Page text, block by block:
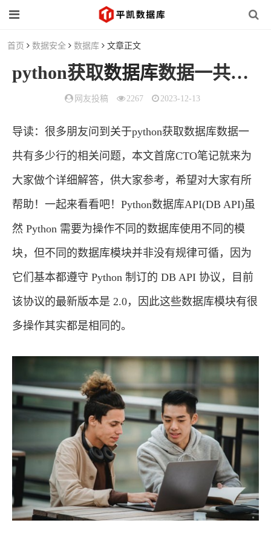
首页 数据安全 数据库 文章正文
python获取数据库数据一共有多少行(2023年最新分享)
网友投稿 2267 2023-12-13
导读：很多朋友问到关于python获取数据库数据一
共有多少行的相关问题，本文首席CTO笔记就来为
大家做个详细解答，供大家参考，希望对大家有所
帮助！一起来看看吧！Python数据库API(DB API)虽
然 Python 需要为操作不同的数据库使用不同的模
块，但不同的数据库模块并非没有规律可循，因为
它们基本都遵守 Python 制订的 DB API 协议，目前
该协议的最新版本是 2.0，因此这些数据库模块有很
多操作其实都是相同的。